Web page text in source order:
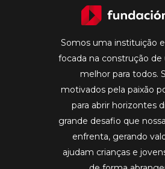
Somos uma instituição
focada na construção
melhor para todos.
motivados pela paixão
para abrir horizontes
grande desafio que
enfrenta, gerando
ajudam crianças e